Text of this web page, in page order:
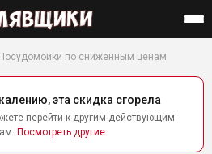
Найти
Посудомойки по сниженным ценам
эта скидка сгорела
перейти к другим действующим
Посмотреть другие